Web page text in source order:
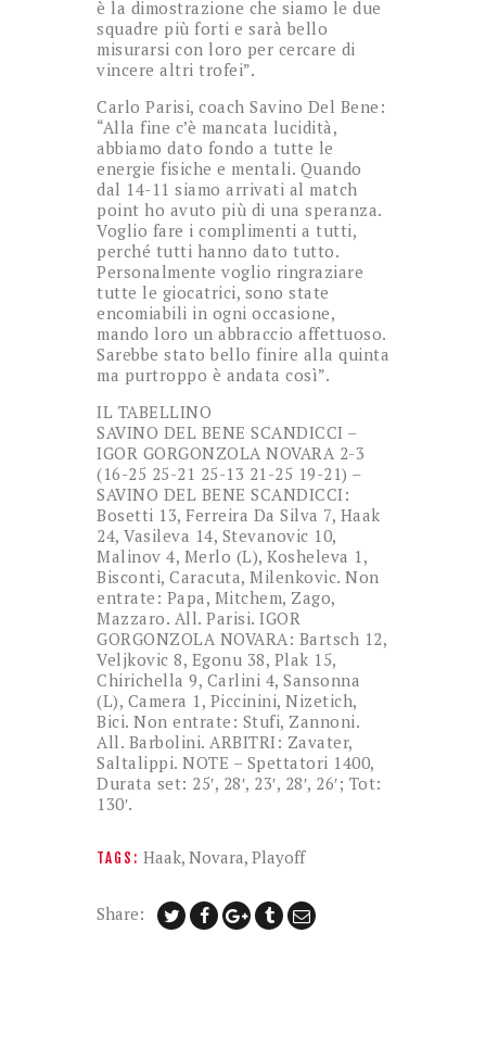
è la dimostrazione che siamo le due
squadre più forti e sarà bello
misurarsi con loro per cercare di
vincere altri trofei”.
Carlo Parisi, coach Savino Del Bene:
“Alla fine c’è mancata lucidità,
abbiamo dato fondo a tutte le
energie fisiche e mentali. Quando
dal 14-11 siamo arrivati al match
point ho avuto più di una speranza.
Voglio fare i complimenti a tutti,
perché tutti hanno dato tutto.
Personalmente voglio ringraziare
tutte le giocatrici, sono state
encomiabili in ogni occasione,
mando loro un abbraccio affettuoso.
Sarebbe stato bello finire alla quinta
ma purtroppo è andata così”.
IL TABELLINO
SAVINO DEL BENE SCANDICCI –
IGOR GORGONZOLA NOVARA 2-3
(16-25 25-21 25-13 21-25 19-21) –
SAVINO DEL BENE SCANDICCI:
Bosetti 13, Ferreira Da Silva 7, Haak
24, Vasileva 14, Stevanovic 10,
Malinov 4, Merlo (L), Kosheleva 1,
Bisconti, Caracuta, Milenkovic. Non
entrate: Papa, Mitchem, Zago,
Mazzaro. All. Parisi. IGOR
GORGONZOLA NOVARA: Bartsch 12,
Veljkovic 8, Egonu 38, Plak 15,
Chirichella 9, Carlini 4, Sansonna
(L), Camera 1, Piccinini, Nizetich,
Bici. Non entrate: Stufi, Zannoni.
All. Barbolini. ARBITRI: Zavater,
Saltalippi. NOTE – Spettatori 1400,
Durata set: 25′, 28′, 23′, 28′, 26′; Tot:
130′.
TAGS: Haak, Novara, Playoff
Share: